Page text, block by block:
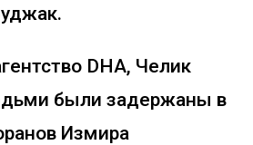
DHA, Челик
были задержаны в
Измира